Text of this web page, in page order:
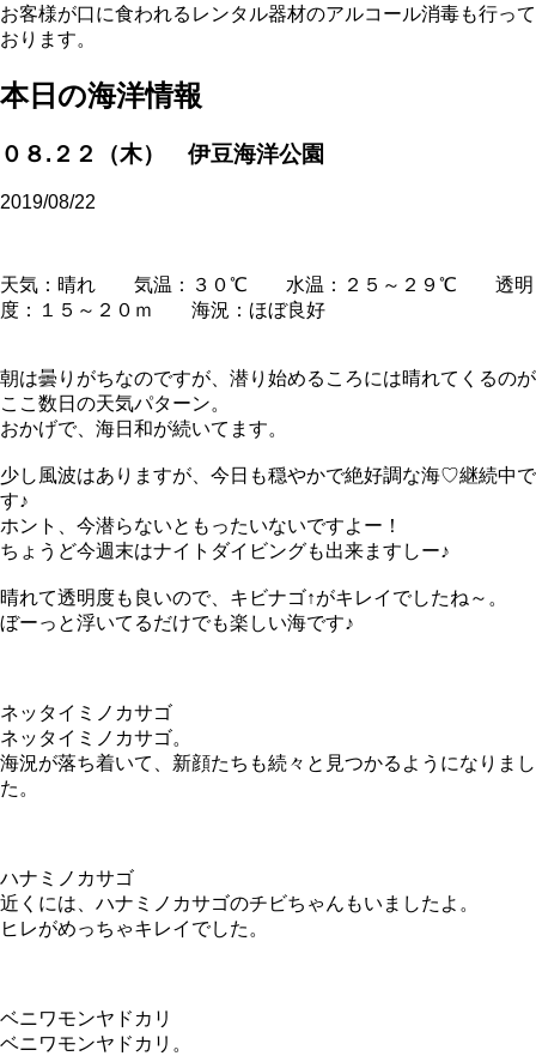
お客様が口に食われるレンタル器材のアルコール消毒も行って
おります。
本日の海洋情報
０８.２２（木） 伊豆海洋公園
2019/08/22
天気：晴れ 気温：３０℃ 水温：２５～２９℃ 透明
度：１５～２０ｍ 海況：ほぼ良好
朝は曇りがちなのですが、潜り始めるころには晴れてくるのが
ここ数日の天気パターン。
おかげで、海日和が続いてます。
少し風波はありますが、今日も穏やかで絶好調な海♡継続中で
す♪
ホント、今潜らないともったいないですよー！
ちょうど今週末はナイトダイビングも出来ますしー♪
晴れて透明度も良いので、キビナゴ↑がキレイでしたね～。
ぼーっと浮いてるだけでも楽しい海です♪
ネッタイミノカサゴ
ネッタイミノカサゴ。
海況が落ち着いて、新顔たちも続々と見つかるようになりまし
た。
ハナミノカサゴ
近くには、ハナミノカサゴのチビちゃんもいましたよ。
ヒレがめっちゃキレイでした。
ベニワモンヤドカリ
ベニワモンヤドカリ。